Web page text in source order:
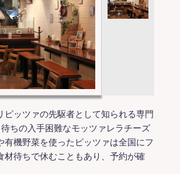
ピッツァの先駆者として知られる専門
ちの入手困難なモッツァレラチーズ
有機野菜を使ったピッツァは全国にフ
材待ちで休むこともあり、予約が確